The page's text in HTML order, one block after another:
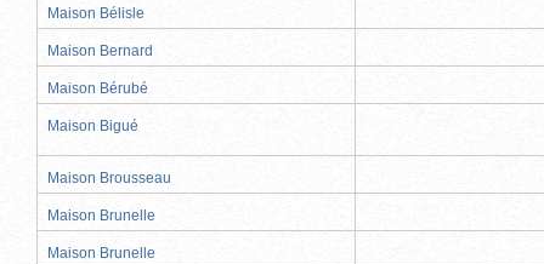
Maison Bélisle
Maison Bernard
Maison Bérubé
Maison Bigué
Maison Brousseau
Maison Brunelle
Maison Brunelle